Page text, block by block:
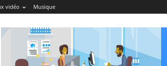
vidéo Musique